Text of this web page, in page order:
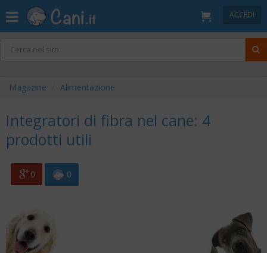
ACCEDI
Magazine Alimentazione
Integratori di fibra nel cane: 4
prodotti utili
0 0